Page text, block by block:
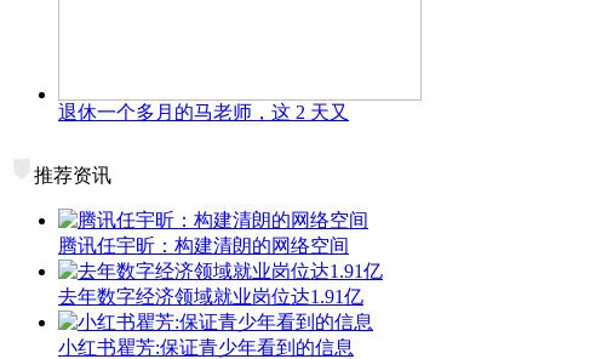
退休一个多月的马老师，这 2 天又
推荐资讯
腾讯任宇昕：构建清朗的网络空间
去年数字经济领域就业岗位达1.91亿
小红书瞿芳:保证青少年看到的信息